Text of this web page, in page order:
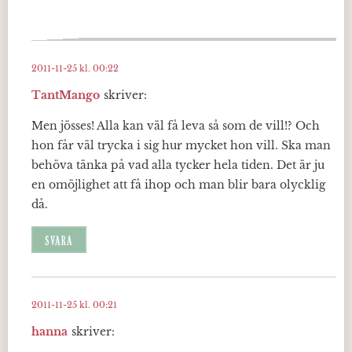
TantMango skriver:
2011-11-25 kl. 00:22
Men jösses! Alla kan väl få leva så som de vill!? Och
hon får väl trycka i sig hur mycket hon vill. Ska man
behöva tänka på vad alla tycker hela tiden. Det är ju
en omöjlighet att få ihop och man blir bara olycklig
då.
SVARA
hanna skriver:
2011-11-25 kl. 00:21